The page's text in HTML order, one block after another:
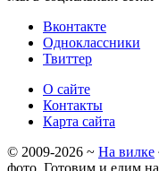
Вконтакте
Одноклассники
Твиттер
О сайте
Контакты
Карта сайта
© 2009-2026 ~ На вилке
фото. Готовим и едим